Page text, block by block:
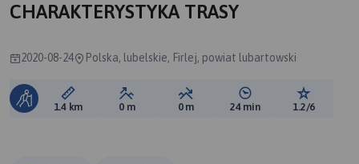
CHARAKTERYSTYKA TRASY
2020-08-24 Polska, lubelskie, Firlej, powiat lubartowski
Długość trasy:
1.4 km Suma przewyższeń:
0 m Suma spadków:
0 m Średni czas potrzebny
24 min Ocena
1.2/6